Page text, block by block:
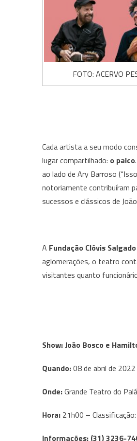
FOTO: ACERVO
Cada artista a seu modo
lugar compartilhado: o palco
ao lado de Ary Barroso
notoriamente contribuíram
sucessos e clássicos de
A Fundação Clóvis Salgado
aglomerações, o teatro
visitantes quanto
Show: João Bosco e
Quando:08 de abril de
Onde:Grande Teatro do
Hora: 21h00 –
Informações: (31) 3236-